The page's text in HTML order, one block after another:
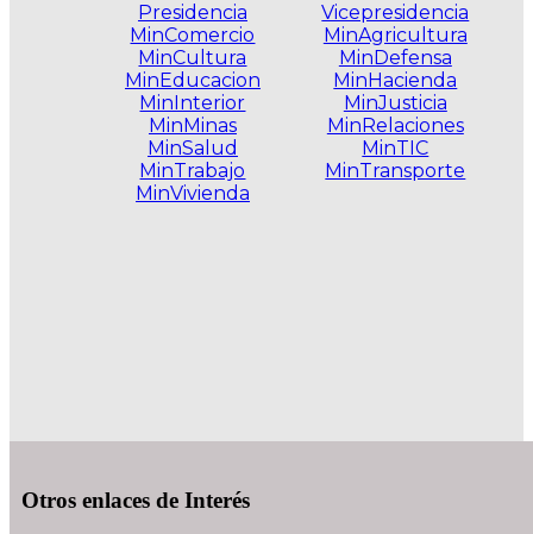
Presidencia
MinComercio
MinCultura
MinEducacion
MinInterior
MinMinas
MinSalud
MinTrabajo
MinVivienda
Vicepresidencia
MinAgricultura
MinDefensa
MinHacienda
MinJusticia
MinRelaciones
MinTIC
MinTransporte
Otros enlaces de Interés